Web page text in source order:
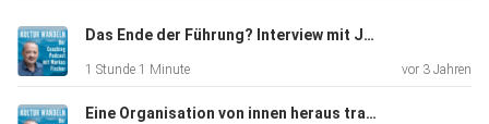
Das Ende der Führung? Interview mit Johannes Thönneßen
1 Stunde 1 Minute vor 3 Jahren
Eine Organisation von innen heraus transformieren - der Loop-Approach